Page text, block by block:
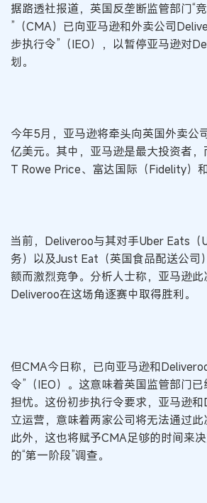
据路透社报道，英国反垄断监管部门“
”（CMA）已向亚马逊和外卖公司
步执行令”（IEO），以暂停亚马逊对
划。
今年5月，亚马逊将牵头向英国外卖公
亿美元。其中，亚马逊是最大投资者
T Rowe Price、富达国际（Fidelity）和
当前，Deliveroo与其对手Uber Eats（
务）以及Just Eat（英国食品配送公司
额而激烈竞争。分析人士称，亚马逊
Deliveroo在这场角逐赛中取得胜利。
但CMA今日称，已向亚马逊和
令”（IEO）。这意味着英国监管部门
担忧。这份初步执行令要求，亚马逊
立运营，意味着两家公司将无法通过此
此外，这也将赋予CMA足够的时间来
的“第一阶段”调查。